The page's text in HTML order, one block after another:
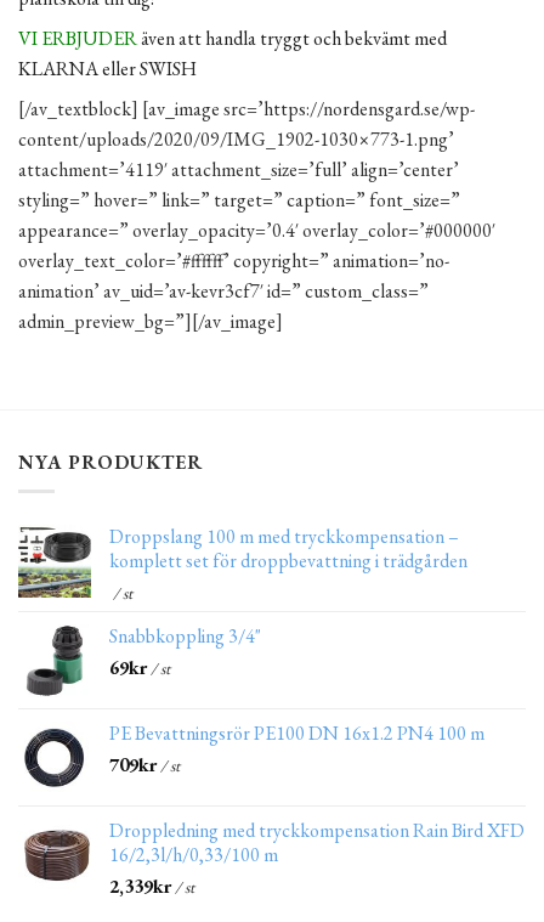
VI ERBJUDERäven att handla tryggt och bekvämt med
KLARNA eller SWISH
[/av_textblock] [av_image src=’https://nordensgard.se/wp-
content/uploads/2020/09/IMG_1902-1030×773-1.png’
attachment=’4119′ attachment_size=’full’ align=’center’
styling=” hover=” link=” target=” caption=” font_size=”
appearance=” overlay_opacity=’0.4′ overlay_color=’#000000′
overlay_text_color=’#ffffff’ copyright=” animation=’no-
animation’ av_uid=’av-kevr3cf7′ id=” custom_class=”
admin_preview_bg=”][/av_image]
NYA PRODUKTER
Droppslang 100 m med tryckkompensation –
komplett set för droppbevattning i trädgården
/ st
Snabbkoppling 3/4"
69kr/ st
PE Bevattningsrör PE100 DN 16x1.2 PN4 100 m
709kr/ st
Droppledning med tryckkompensation Rain Bird XFD
16/2,3l/h/0,33/100 m
2,339kr/ st